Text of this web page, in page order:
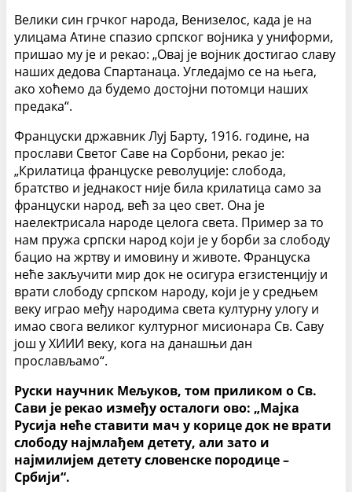
Велики син грчког народа, Венизелос, када је на
улицама Атине спазио српског војника у униформи,
пришао му је и рекао: „Овај је војник достигао славу
наших дедова Спартанаца. Угледајмо се на њега,
ако хоћемо да будемо достојни потомци наших
предака“.
Француски државник Луј Барту, 1916. године, на
прослави Светог Саве на Сорбони, рекао је:
„Крилатица француске револуције: слобода,
братство и једнакост није била крилатица само за
француски народ, већ за цео свет. Она је
наелектрисала народе целога света. Пример за то
нам пружа српски народ који је у борби за слободу
бацио на жртву и имовину и животе. Француска
неће закључити мир док не осигура егзистенцију и
врати слободу српском народу, који је у средњем
веку играо међу народима света културну улогу и
имао свога великог културног мисионара Св. Саву
још у XИИИ веку, кога на данашњи дан
прослављамо“.
Руски научник Мељуков, том приликом о Св.
Сави је рекао између осталоги ово: „Мајка
Русија неће ставити мач у корице док не врати
слободу најмлађем детету, али зато и
најмилијем детету словенске породице –
Србији“.